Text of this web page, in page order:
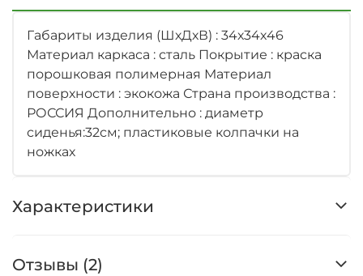
Габариты изделия (ШхДхВ) : 34х34х46
Материал каркаса : сталь Покрытие : краска
порошковая полимерная Материал
поверхности : экокожа Страна производства :
РОССИЯ Дополнительно : диаметр
сиденья:32см; пластиковые колпачки на
ножках
Характеристики
Отзывы (2)